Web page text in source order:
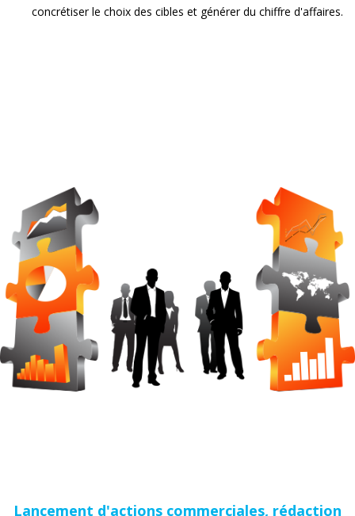
concrétiser le choix des cibles et générer du chiffre d'affaires.
Lancement d'actions commerciales, rédaction